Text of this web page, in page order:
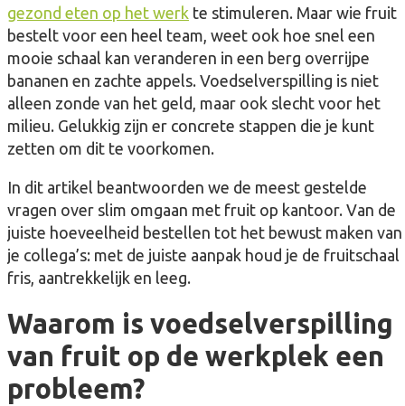
gezond eten op het werk te stimuleren. Maar wie fruit
bestelt voor een heel team, weet ook hoe snel een
mooie schaal kan veranderen in een berg overrijpe
bananen en zachte appels. Voedselverspilling is niet
alleen zonde van het geld, maar ook slecht voor het
milieu. Gelukkig zijn er concrete stappen die je kunt
zetten om dit te voorkomen.
In dit artikel beantwoorden we de meest gestelde
vragen over slim omgaan met fruit op kantoor. Van de
juiste hoeveelheid bestellen tot het bewust maken van
je collega’s: met de juiste aanpak houd je de fruitschaal
fris, aantrekkelijk en leeg.
Waarom is voedselverspilling
van fruit op de werkplek een
probleem?